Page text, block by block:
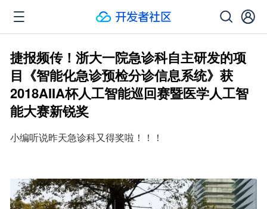
捷报频传！浙大一院急诊科自主研发的项
目《智能化急诊预检分诊信息系统》获
2018AIIA杯人工智能巡回赛暨医学人工智
能大赛新锐奖
小编听说昨天急诊科又得奖啦！！！